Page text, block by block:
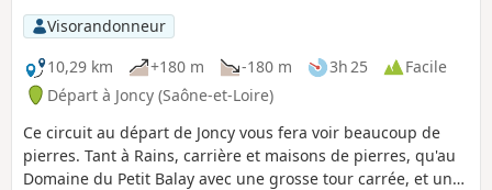
Visorandonneur
10,29 km
+180 m -180 m 3h 25
Facile
Départ à Joncy (Saône-et-Loire)
Ce circuit au départ de Joncy vous fera voir beaucoup de
pierres. Tant à Rains, carrière et maisons de pierres, qu'au
Domaine du Petit Balay avec une grosse tour carrée, et un